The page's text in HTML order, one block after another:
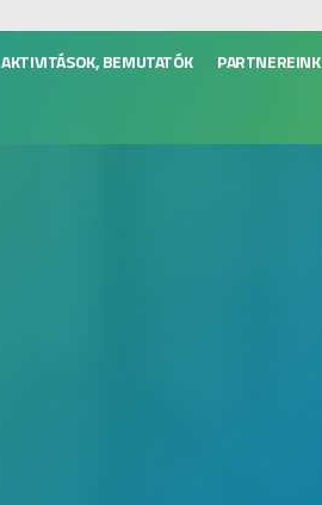
AKTIVITÁSOK, BEMUTATÓK PARTNEREINK